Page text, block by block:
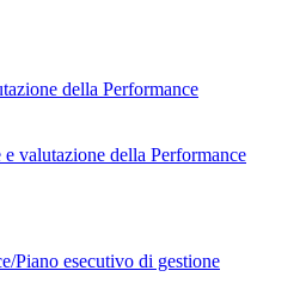
della Performance
valutazione della Performance
Piano esecutivo di gestione